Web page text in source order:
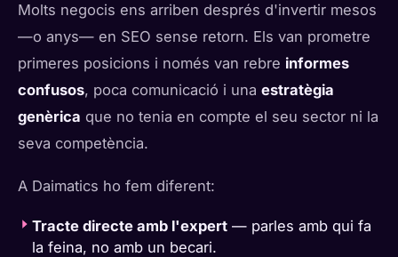
Molts negocis ens arriben després d'invertir mesos
—o anys— en SEO sense retorn. Els van prometre
primeres posicions i només van rebre informes
confusos, poca comunicació i una estratègia
genèrica que no tenia en compte el seu sector ni la
seva competència.
A Daimatics ho fem diferent:
Tracte directe amb l'expert — parles amb qui fa
la feina, no amb un becari.